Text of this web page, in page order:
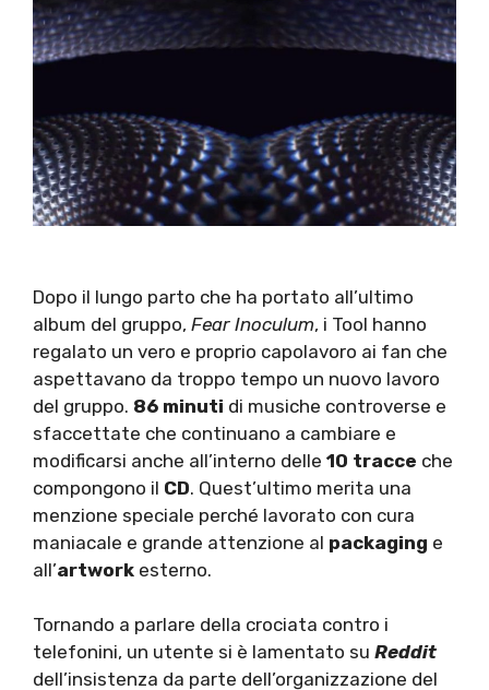
Dopo il lungo parto che ha portato all’ultimo
album del gruppo, Fear Inoculum, i Tool hanno
regalato un vero e proprio capolavoro ai fan che
aspettavano da troppo tempo un nuovo lavoro
del gruppo. 86 minuti di musiche controverse e
sfaccettate che continuano a cambiare e
modificarsi anche all’interno delle 10 tracce che
compongono il CD. Quest’ultimo merita una
menzione speciale perché lavorato con cura
maniacale e grande attenzione al packaging e
all’artwork esterno.
Tornando a parlare della crociata contro i
telefonini, un utente si è lamentato su Reddit
dell’insistenza da parte dell’organizzazione del